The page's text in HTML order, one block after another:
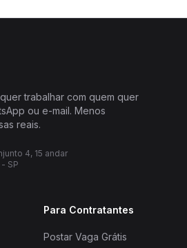
trabalhar com quem quer
ou e-mail. Menos
reais.
4, 15 andar
SP
Para Contratantes
Postar Vaga Grátis